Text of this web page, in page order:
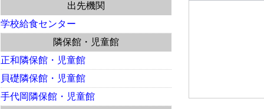
出先機関
学校給食センター
隣保館・児童館
正和隣保館・児童館
貝礎隣保館・児童館
手代岡隣保館・児童館